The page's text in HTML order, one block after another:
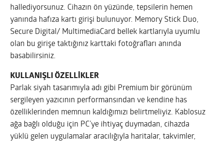
hallediyorsunuz. Cihazın ön yüzünde, tepsilerin hemen
yanında hafıza kartı girişi bulunuyor. Memory Stick Duo,
Secure Digital/ MultimediaCard bellek kartlarıyla uyumlu
olan bu girişe taktığınız karttaki fotoğrafları anında
basabilirsiniz.
KULLANIŞLI ÖZELLİKLER
Parlak siyah tasarımıyla adı gibi Premium bir görünüm
sergileyen yazıcının performansından ve kendine has
özelliklerinden memnun kaldığımızı belirtmeliyiz. Kablosuz
ağa bağlı olduğu için PC’ye ihtiyaç duymadan, cihazda
yüklü gelen uygulamalar aracılığıyla haritalar, takvimler,